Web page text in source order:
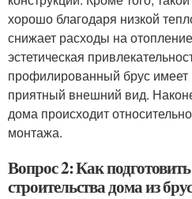
хорошо благодаря низкой
снижает расходы на
эстетическая
профилированный брус имеет
приятный внешний вид.
дома происходит
монтажа.
Вопрос 2: Как
строительства дома из